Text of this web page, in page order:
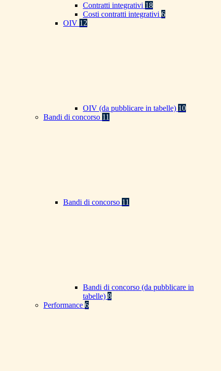
Contratti integrativi 18
Costi contratti integrativi 6
OIV 12
OIV (da pubblicare in tabelle) 10
Bandi di concorso 11
Bandi di concorso 11
Bandi di concorso (da pubblicare in
tabelle) 8
Performance 6